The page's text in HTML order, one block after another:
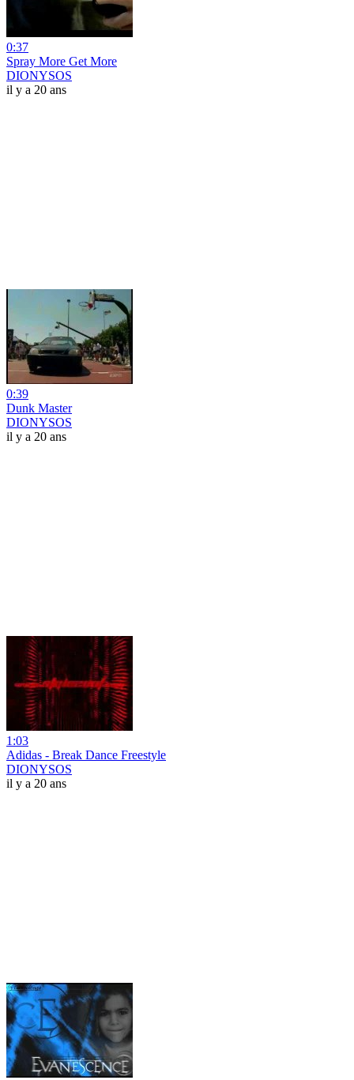
0:37
Spray More Get More
DIONYSOS
il y a 20 ans
0:39
Dunk Master
DIONYSOS
il y a 20 ans
1:03
Adidas - Break Dance Freestyle
DIONYSOS
il y a 20 ans